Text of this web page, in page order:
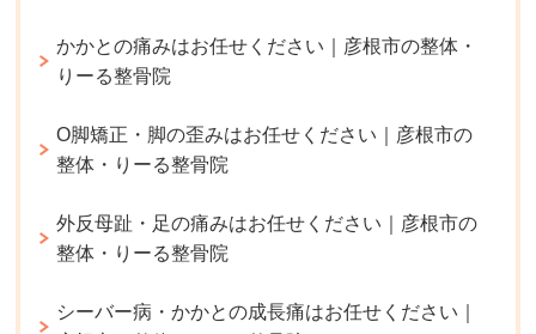
かかとの痛みはお任せください｜彦根市の整体・
りーる整骨院
O脚矯正・脚の歪みはお任せください｜彦根市の
整体・りーる整骨院
外反母趾・足の痛みはお任せください｜彦根市の
整体・りーる整骨院
シーバー病・かかとの成長痛はお任せください｜